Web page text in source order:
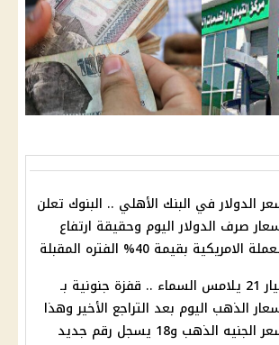
الدولار في البنك الأهلي .. البنوك تعلن
صرف الدولار اليوم وحقيقة ارتفاع
الامريكية بقيمة 40% الفتره المقبلة
عيار 21 يلامس السماء .. قفزة جنونية بـ
الذهب اليوم بعد التراجع الأخير وهذا
الجنيه الذهب و18 يسجل رقم جديد